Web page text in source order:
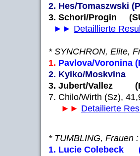
2. Hes/Tomaszwski
3. Schori/Progin
►► Detaillierte
* SYNCHRON, Elite,
1. Pavlova/Voronina
2. Kyiko/Moskvina
3. Jubert/Vallez
7. Chilo/Wirth (Sz),
►► Detailierte
* TUMBLING, Frauen :
1. Lucie Colebeck